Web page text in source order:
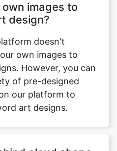
images to
design?
doesn't
own images to
However, you can
of pre-designed
our platform to
art designs.